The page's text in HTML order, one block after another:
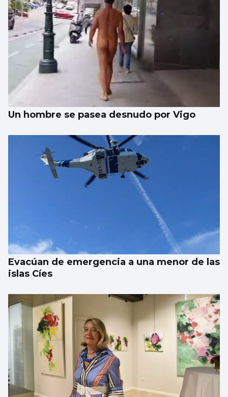
Un hombre se pasea desnudo por Vigo
Evacúan de emergencia a una menor de las
islas Cíes